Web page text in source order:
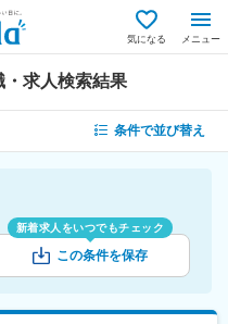
気になる メニュー
・求人検索結果
条件で並び替え
新着求人をいつでもチェック
この条件を保存